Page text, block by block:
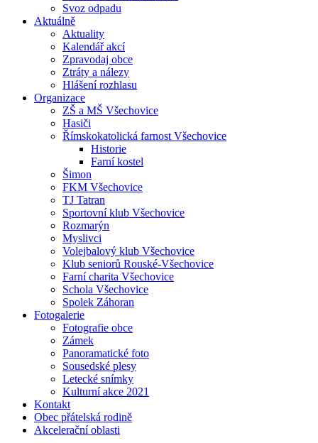
Svoz odpadu
Aktuálně
Aktuality
Kalendář akcí
Zpravodaj obce
Ztráty a nálezy
Hlášení rozhlasu
Organizace
ZŠ a MŠ Všechovice
Hasiči
Římskokatolická farnost Všechovice
Historie
Farní kostel
Šimon
FKM Všechovice
TJ Tatran
Sportovní klub Všechovice
Rozmarýn
Myslivci
Volejbalový klub Všechovice
Klub seniorů Rouské-Všechovice
Farní charita Všechovice
Schola Všechovice
Spolek Záhoran
Fotogalerie
Fotografie obce
Zámek
Panoramatické foto
Sousedské plesy
Letecké snímky
Kulturní akce 2021
Kontakt
Obec přátelská rodině
Akcelerační oblasti